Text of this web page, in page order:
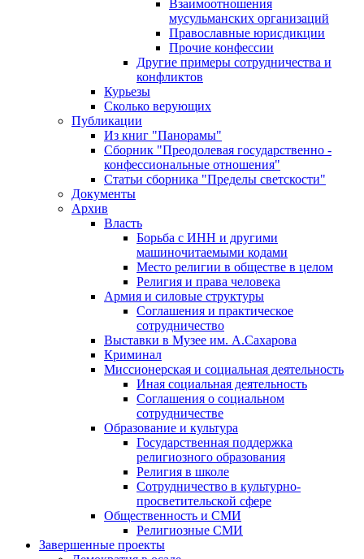
Взаимоотношения
мусульманских организаций
Православные юрисдикции
Прочие конфессии
Другие примеры сотрудничества и
конфликтов
Курьезы
Сколько верующих
Публикации
Из книг "Панорамы"
Сборник "Преодолевая государственно -
конфессиональные отношения"
Статьи сборника "Пределы светскости"
Документы
Архив
Власть
Борьба с ИНН и другими
машиночитаемыми кодами
Место религии в обществе в целом
Религия и права человека
Армия и силовые структуры
Соглашения и практическое
сотрудничество
Выставки в Музее им. А.Сахарова
Криминал
Миссионерская и социальная деятельность
Иная социальная деятельность
Соглашения о социальном
сотрудничестве
Образование и культура
Государственная поддержка
религиозного образования
Религия в школе
Сотрудничество в культурно-
просветительской сфере
Общественность и СМИ
Религиозные СМИ
Завершенные проекты